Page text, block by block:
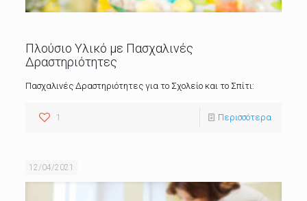
Πλούσιο Υλικό με Πασχαλινές
Δραστηριότητες
Πασχαλινές Δραστηριότητες για το Σχολείο και το Σπίτι:
1 Περισσότερα
12/04/2021